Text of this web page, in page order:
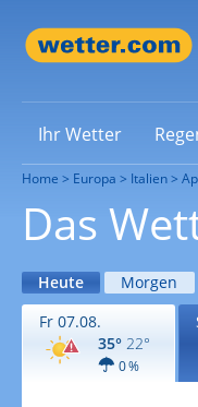
Ihr Wetter
Home Europa Italien
Das
Heute Morgen
Fr 07.08.
35° 22°
0 %